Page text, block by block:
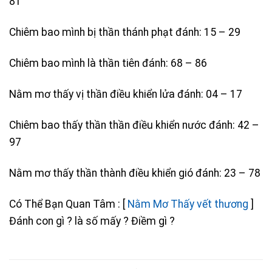
Chiêm bao mình bị thần thánh phạt đánh: 15 – 29
Chiêm bao mình là thần tiên đánh: 68 – 86
Nằm mơ thấy vị thần điều khiển lửa đánh: 04 – 17
Chiêm bao thấy thần thần điều khiển nước đánh: 42 –
97
Nằm mơ thấy thần thành điều khiển gió đánh: 23 – 78
Có Thể Bạn Quan Tâm : [ Nằm Mơ Thấy vết thương ]
Đánh con gì ? là số mấy ? Điềm gì ?